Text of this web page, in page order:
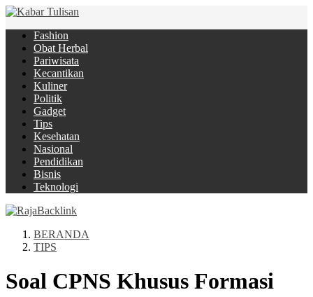
Fashion
Obat Herbal
Pariwisata
Kecantikan
Kuliner
Politik
Gadget
Tips
Kesehatan
Nasional
Pendidikan
Bisnis
Teknologi
BERANDA
TIPS
Soal CPNS Khusus Formasi